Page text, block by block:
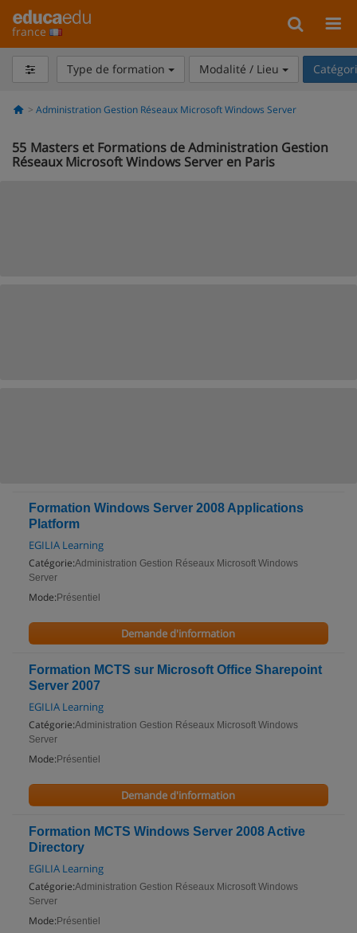
france
Type de formation Modalité / Lieu
Administration Gestion Réseaux Microsoft Windows Server
55 Masters et Formations de Administration Gestion
Réseaux Microsoft Windows Server en Paris
Formation Windows Server 2008 Applications
Platform
EGILIA Learning
Catégorie:Administration Gestion Réseaux Microsoft Windows
Server
Mode: Présentiel
Demande d'information
Formation MCTS sur Microsoft Office Sharepoint
Server 2007
EGILIA Learning
Catégorie:Administration Gestion Réseaux Microsoft Windows
Server
Mode: Présentiel
Demande d'information
Formation MCTS Windows Server 2008 Active
Directory
EGILIA Learning
Catégorie:Administration Gestion Réseaux Microsoft Windows
Server
Mode: Présentiel